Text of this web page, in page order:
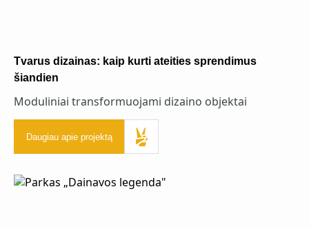
Tvarus dizainas: kaip kurti ateities sprendimus
šiandien
Moduliniai transformuojami dizaino objektai
Daugiau apie projektą